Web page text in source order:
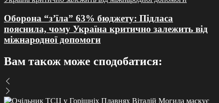
Оборона “з’їла” 63% бюджету: Підласа
пояснила, чому Україна критично залежить від
міжнародної допомоги
Вам також може сподобатися: